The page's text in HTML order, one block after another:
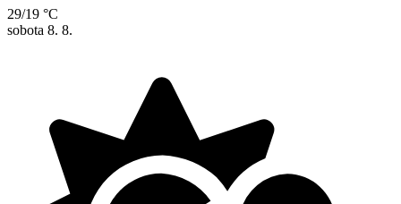
29/19 °C
sobota 8. 8.